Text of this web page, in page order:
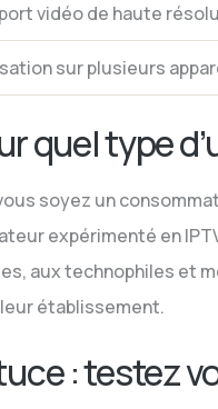
vidéo de haute
sur plusieurs
quel type
soyez un
expérimenté en
aux technophiles et
établissement.
: testez